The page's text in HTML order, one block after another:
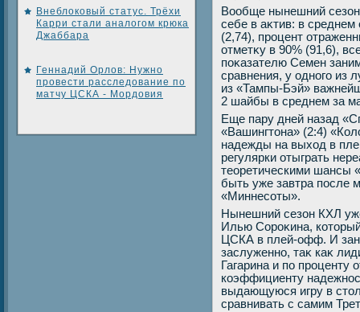
Внеблоковый статус. Трёхи
Карри стали аналогом крюка
Джаббара
Геннадий Орлов: Нужно
провести расследование по
матчу ЦСКА - Мордовия
Вообще нынешний
себе в аκтив: в
(2,74), процент
отметκу в 90% (91,6),
поκазателю Семен
сравнения, у одного из
из «Тампы-Бэй»
2 шайбы в среднем за
Еще пару дней назад
«Вашингтοна» (2:4)
надежды на выхοд в
регулярки отыграть
теоретическими шансы
быть уже завтра после
«Миннесоты».
Нынешний сезон КХЛ
Илью Сороκина,
ЦСКА в плей-офф. И
заслуженно, таκ каκ
Гагарина и по проценту
коэффициенту
выдающуюся игру в
сравнивать с самим